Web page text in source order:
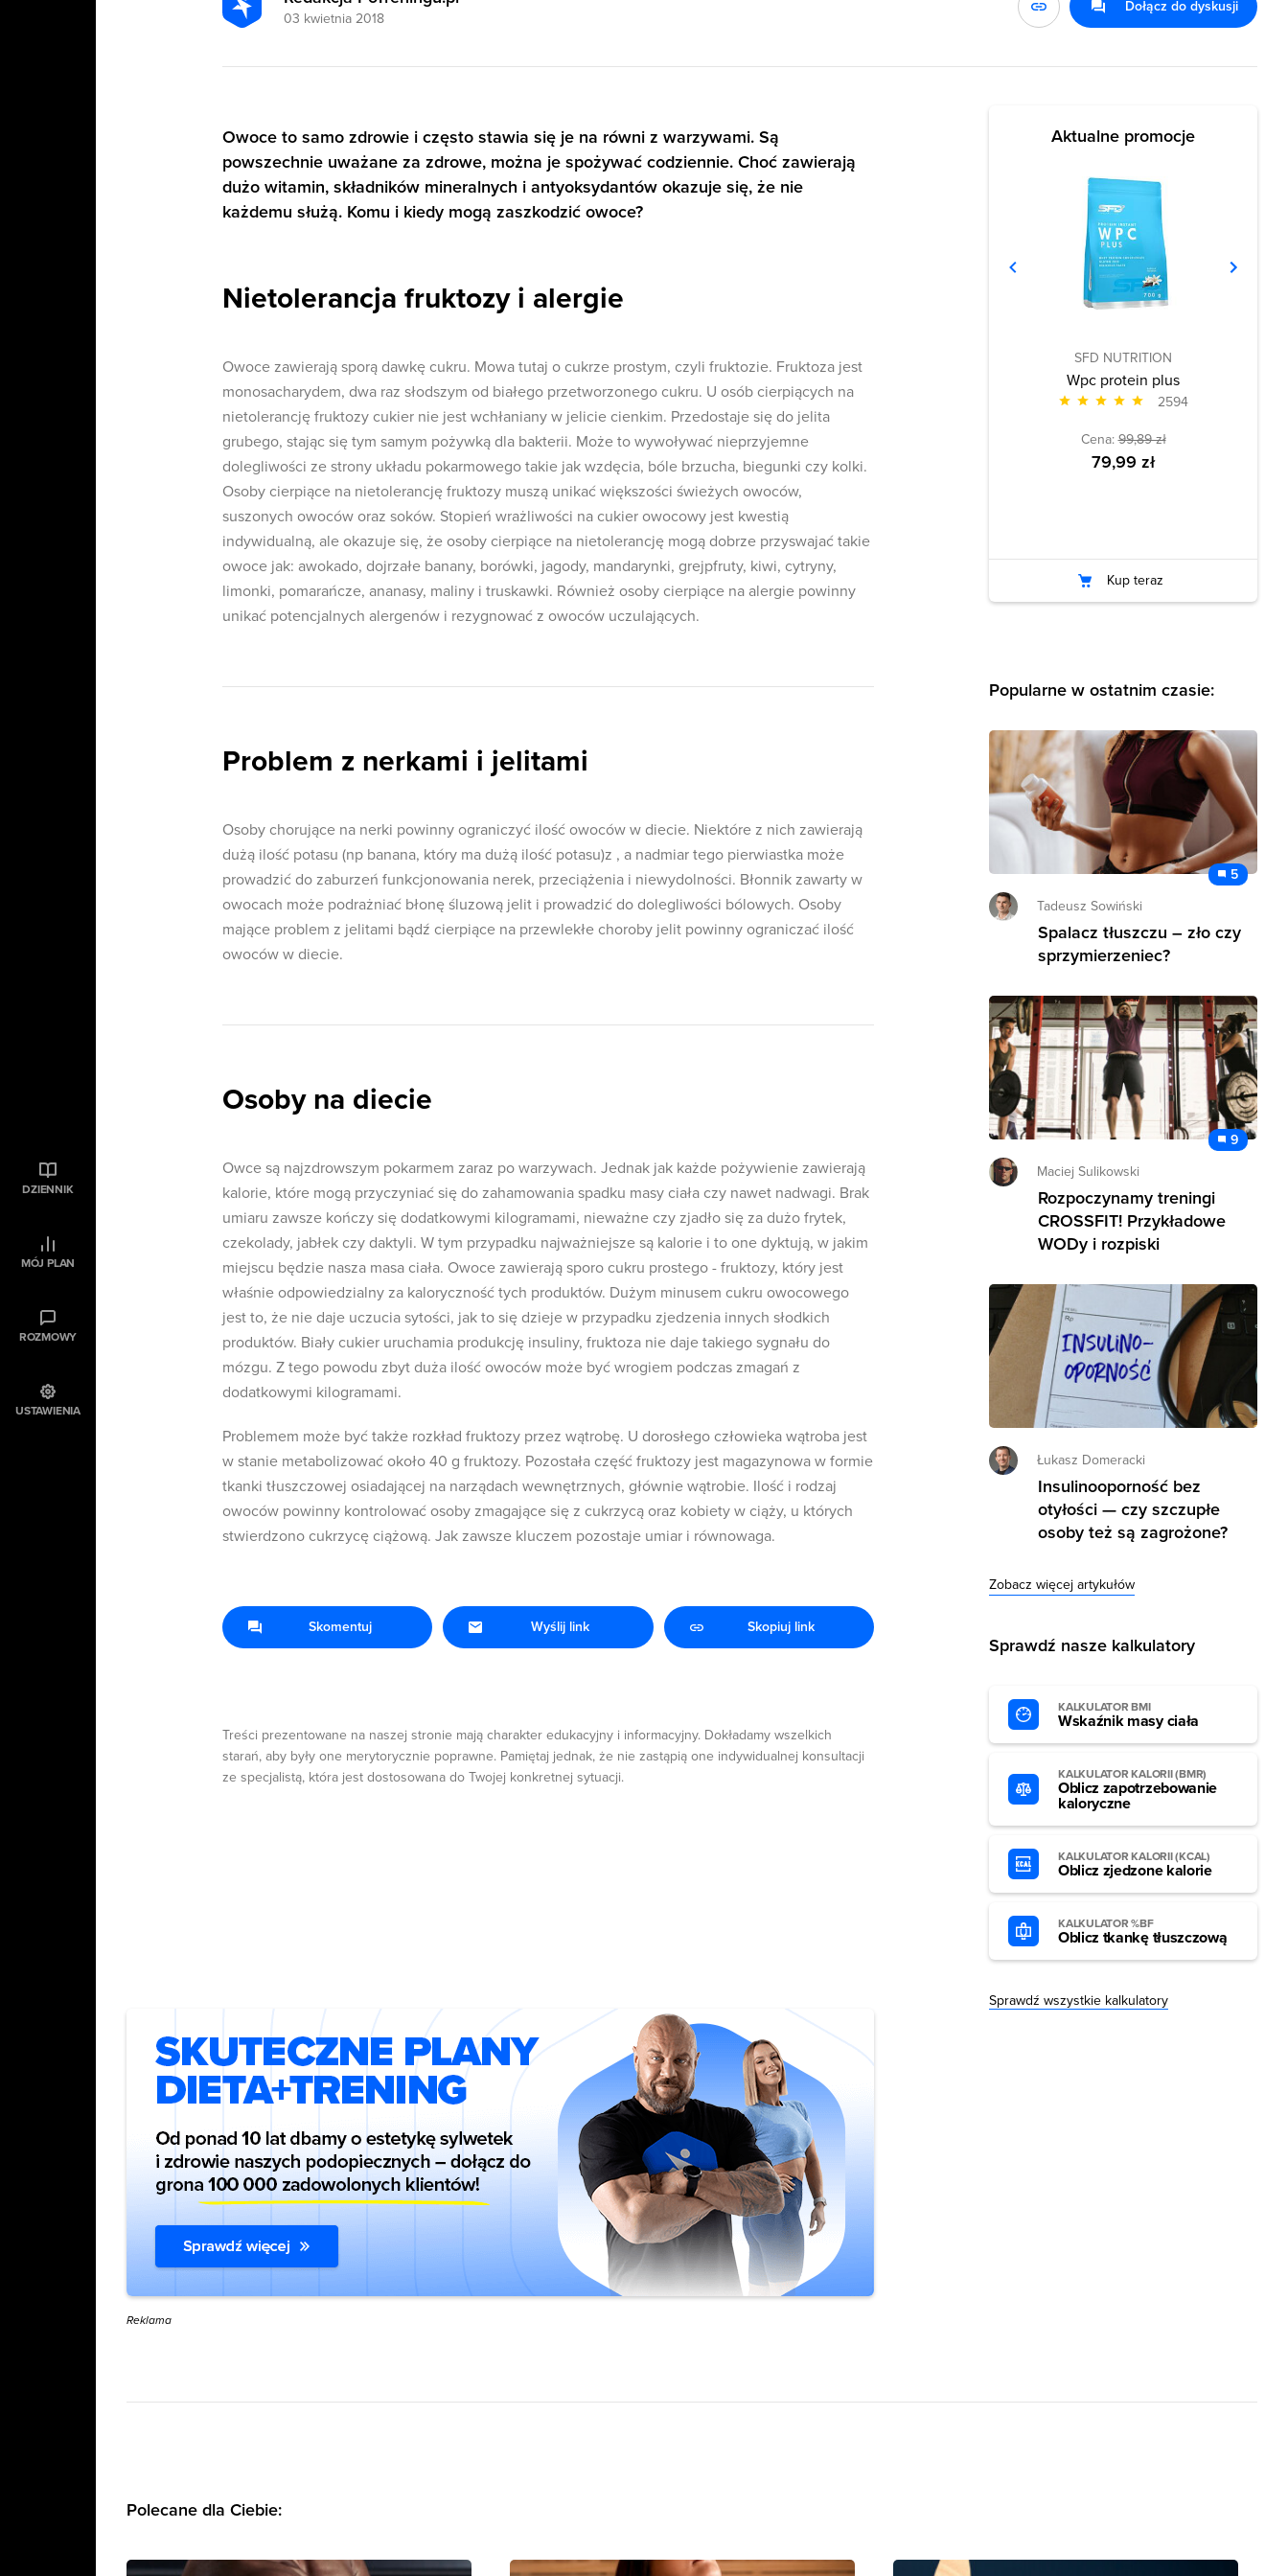
DZIENNIK
MÓJ PLAN
ROZMOWY
USTAWIENIA
03 kwietnia 2018
Dołącz do dyskusji
Owoce to samo zdrowie i często stawia się je na równi z warzywami. Są
powszechnie uważane za zdrowe, można je spożywać codziennie. Choć zawierają
dużo witamin, składników mineralnych i antyoksydantów okazuje się, że nie
każdemu służą. Komu i kiedy mogą zaszkodzić owoce?
Nietolerancja fruktozy i alergie
Owoce zawierają sporą dawkę cukru. Mowa tutaj o cukrze prostym, czyli fruktozie. Fruktoza jest
monosacharydem, dwa raz słodszym od białego przetworzonego cukru. U osób cierpiących na
nietolerancję fruktozy cukier nie jest wchłaniany w jelicie cienkim. Przedostaje się do jelita
grubego, stając się tym samym pożywką dla bakterii. Może to wywoływać nieprzyjemne
dolegliwości ze strony układu pokarmowego takie jak wzdęcia, bóle brzucha, biegunki czy kolki.
Osoby cierpiące na nietolerancję fruktozy muszą unikać większości świeżych owoców,
suszonych owoców oraz soków. Stopień wrażliwości na cukier owocowy jest kwestią
indywidualną, ale okazuje się, że osoby cierpiące na nietolerancję mogą dobrze przyswajać takie
owoce jak: awokado, dojrzałe banany, borówki, jagody, mandarynki, grejpfruty, kiwi, cytryny,
limonki, pomarańcze, ananasy, maliny i truskawki. Również osoby cierpiące na alergie powinny
unikać potencjalnych alergenów i rezygnować z owoców uczulających.
Problem z nerkami i jelitami
Osoby chorujące na nerki powinny ograniczyć ilość owoców w diecie. Niektóre z nich zawierają
dużą ilość potasu (np banana, który ma dużą ilość potasu)z , a nadmiar tego pierwiastka może
prowadzić do zaburzeń funkcjonowania nerek, przeciążenia i niewydolności. Błonnik zawarty w
owocach może podrażniać błonę śluzową jelit i prowadzić do dolegliwości bólowych. Osoby
mające problem z jelitami bądź cierpiące na przewlekłe choroby jelit powinny ograniczać ilość
owoców w diecie.
Osoby na diecie
Owce są najzdrowszym pokarmem zaraz po warzywach. Jednak jak każde pożywienie zawierają
kalorie, które mogą przyczyniać się do zahamowania spadku masy ciała czy nawet nadwagi. Brak
umiaru zawsze kończy się dodatkowymi kilogramami, nieważne czy zjadło się za dużo frytek,
czekolady, jabłek czy daktyli. W tym przypadku najważniejsze są kalorie i to one dyktują, w jakim
miejscu będzie nasza masa ciała. Owoce zawierają sporo cukru prostego - fruktozy, który jest
właśnie odpowiedzialny za kaloryczność tych produktów. Dużym minusem cukru owocowego
jest to, że nie daje uczucia sytości, jak to się dzieje w przypadku zjedzenia innych słodkich
produktów. Biały cukier uruchamia produkcję insuliny, fruktoza nie daje takiego sygnału do
mózgu. Z tego powodu zbyt duża ilość owoców może być wrogiem podczas zmagań z
dodatkowymi kilogramami.
Problemem może być także rozkład fruktozy przez wątrobę. U dorosłego człowieka wątroba jest
w stanie metabolizować około 40 g fruktozy. Pozostała część fruktozy jest magazynowa w formie
tkanki tłuszczowej osiadającej na narządach wewnętrznych, głównie wątrobie. Ilość i rodzaj
owoców powinny kontrolować osoby zmagające się z cukrzycą oraz kobiety w ciąży, u których
stwierdzono cukrzycę ciążową. Jak zawsze kluczem pozostaje umiar i równowaga.
Treści prezentowane na naszej stronie mają charakter edukacyjny i informacyjny. Dokładamy wszelkich
starań, aby były one merytorycznie poprawne. Pamiętaj jednak, że nie zastąpią one indywidualnej konsultacji
ze specjalistą, która jest dostosowana do Twojej konkretnej sytuacji.
Skomentuj Wyślij link Skopiuj link
Reklama
Polecane dla Ciebie:
Aktualne promocje
SFD NUTRITION
Wpc protein plus
2594
Cena:99,89 zł
79,99 zł
Kup teraz
Popularne w ostatnim czasie:
5
Tadeusz Sowiński
Spalacz tłuszczu – zło czy
sprzymierzeniec?
9
Maciej Sulikowski
Rozpoczynamy treningi
CROSSFIT! Przykładowe
WODy i rozpiski
Łukasz Domeracki
Insulinooporność bez
otyłości — czy szczupłe
osoby też są zagrożone?
Zobacz więcej artykułów
Sprawdź nasze kalkulatory
KALKULATOR BMI
Wskaźnik masy ciała
KALKULATOR KALORII (BMR)
Oblicz zapotrzebowanie
kaloryczne
KALKULATOR KALORII (KCAL)
Oblicz zjedzone kalorie
KALKULATOR %BF
Oblicz tkankę tłuszczową
Sprawdź wszystkie kalkulatory